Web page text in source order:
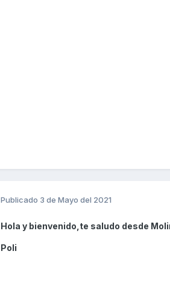
Publicado 3 de Mayo del 2021
Hola y bienvenido,te saludo desde
Poli